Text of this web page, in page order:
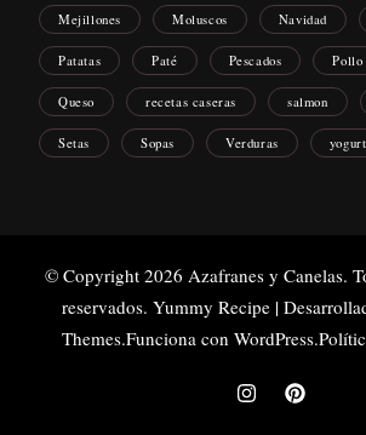
Mejillones Moluscos Navidad
Patatas Paté Pescados Pollo
Queso recetas caseras salmon
Setas Sopas Verduras yogurt
© Copyright 2026 Azafranes y Canelas.
reservados. Yummy Recipe |
Themes.Funciona con WordPress.